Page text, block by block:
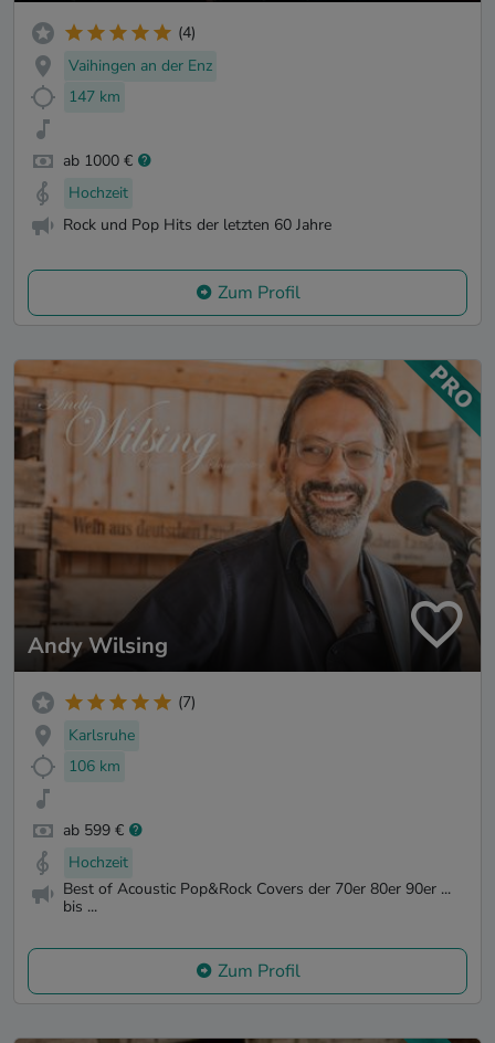
(4)
Vaihingen an der Enz
147 km
ab 1000 €
Hochzeit
Rock und Pop Hits der letzten 60 Jahre
Zum Profil
Andy Wilsing
(7)
Karlsruhe
106 km
ab 599 €
Hochzeit
Best of Acoustic Pop&Rock Covers der 70er 80er 90er ...
bis ...
Zum Profil